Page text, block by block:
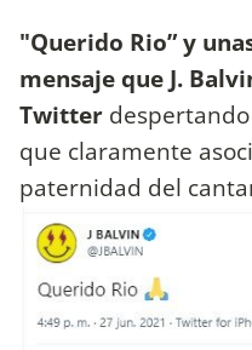
"Querido Rio” y
mensaje que J.
Twitter
que claramente
paternidad del